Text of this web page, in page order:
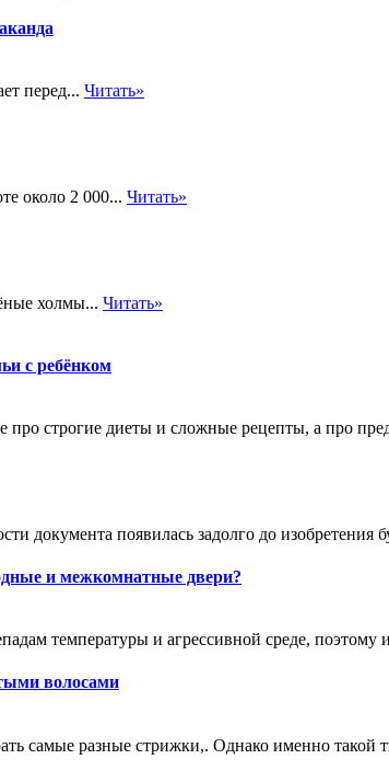
перед... Читать»
около 2 000... Читать»
холмы... Читать»
с ребёнком
строгие диеты и сложные рецепты, а про
документа появилась задолго до изобретения
и межкомнатные двери?
температуры и агрессивной среде, поэтому
волосами
самые разные стрижки,. Однако именно такой